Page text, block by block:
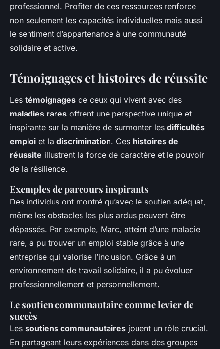
professionnel. Profiter de ces ressources renforce
non seulement les capacités individuelles mais aussi
le sentiment d’appartenance à une communauté
solidaire et active.
Témoignages et histoires de réussite
Les témoignages de ceux qui vivent avec des
maladies rares offrent une perspective unique et
inspirante sur la manière de surmonter les difficultés
emploi et la discrimination. Ces histoires de
réussite illustrent la force de caractère et le pouvoir
de la résilience.
Exemples de parcours inspirants
Des individus ont montré qu’avec le soutien adéquat,
même les obstacles les plus ardus peuvent être
dépassés. Par exemple, Marc, atteint d’une maladie
rare, a pu trouver un emploi stable grâce à une
entreprise qui valorise l’inclusion. Grâce à un
environnement de travail solidaire, il a pu évoluer
professionnellement et personnellement.
Le soutien communautaire comme levier de
succès
Les soutiens communautaires jouent un rôle crucial.
En partageant leurs expériences dans des groupes